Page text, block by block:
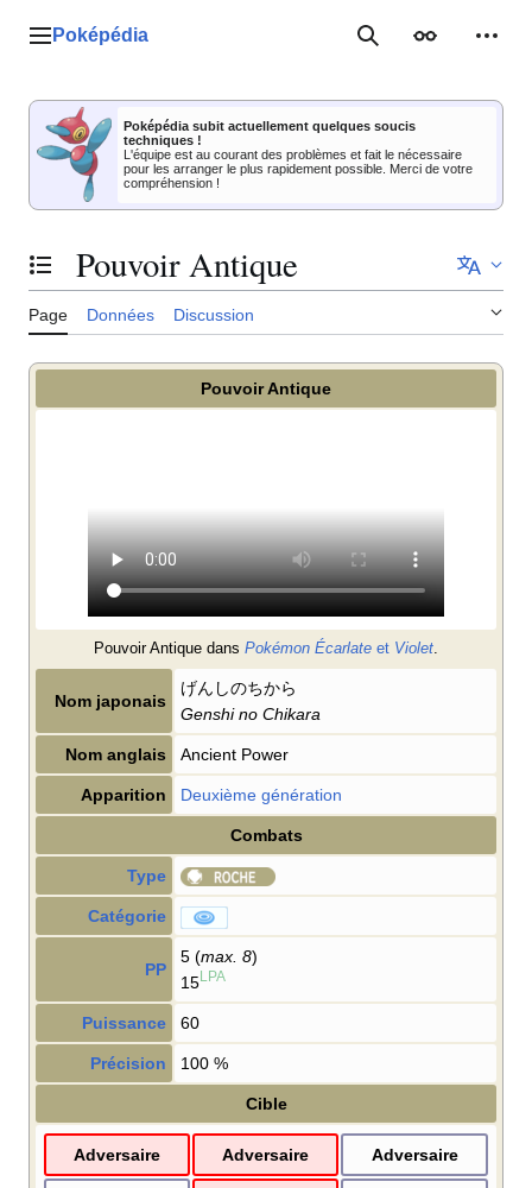
Menu principal
Poképédia RechercherApparence
Poképédia subit actuellement quelques soucis
techniques !
L'équipe est au courant des problèmes et fait le nécessaire
pour les arranger le plus rapidement possible. Merci de votre
compréhension !
Basculer la table des matières
Pouvoir Antique
Page Données Discussion
Pouvoir Antique
Pouvoir Antique dans Pokémon Écarlate et Violet.
Nom japonais
げんしのちから
Genshi no Chikara
Nom anglais Ancient Power
Apparition Deuxième génération
Combats
Type
Catégorie
PP
5 (max. 8)
15 LPA
Puissance 60
Précision 100 %
Cible
Adversaire Adversaire Adversaire